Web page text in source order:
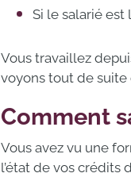
Si le salarié est
Vous travaillez
voyons tout de suite
Comment
Vous avez vu une
l’état de vos crédits